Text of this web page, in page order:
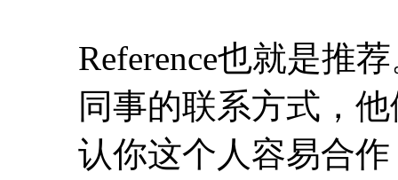
Reference也就是推
同事的联系方式，
认你这个人容易合